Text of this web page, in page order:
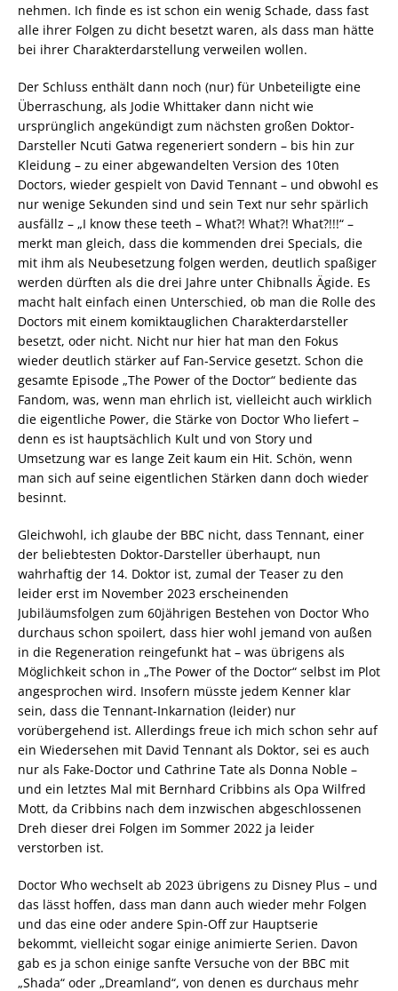
nehmen. Ich finde es ist schon ein wenig Schade, dass fast
alle ihrer Folgen zu dicht besetzt waren, als dass man hätte
bei ihrer Charakterdarstellung verweilen wollen.
Der Schluss enthält dann noch (nur) für Unbeteiligte eine
Überraschung, als Jodie Whittaker dann nicht wie
ursprünglich angekündigt zum nächsten großen Doktor-
Darsteller Ncuti Gatwa regeneriert sondern – bis hin zur
Kleidung – zu einer abgewandelten Version des 10ten
Doctors, wieder gespielt von David Tennant – und obwohl es
nur wenige Sekunden sind und sein Text nur sehr spärlich
ausfällz – „I know these teeth – What?! What?! What?!!!“ –
merkt man gleich, dass die kommenden drei Specials, die
mit ihm als Neubesetzung folgen werden, deutlich spaßiger
werden dürften als die drei Jahre unter Chibnalls Ägide. Es
macht halt einfach einen Unterschied, ob man die Rolle des
Doctors mit einem komiktauglichen Charakterdarsteller
besetzt, oder nicht. Nicht nur hier hat man den Fokus
wieder deutlich stärker auf Fan-Service gesetzt. Schon die
gesamte Episode „The Power of the Doctor“ bediente das
Fandom, was, wenn man ehrlich ist, vielleicht auch wirklich
die eigentliche Power, die Stärke von Doctor Who liefert –
denn es ist hauptsächlich Kult und von Story und
Umsetzung war es lange Zeit kaum ein Hit. Schön, wenn
man sich auf seine eigentlichen Stärken dann doch wieder
besinnt.
Gleichwohl, ich glaube der BBC nicht, dass Tennant, einer
der beliebtesten Doktor-Darsteller überhaupt, nun
wahrhaftig der 14. Doktor ist, zumal der Teaser zu den
leider erst im November 2023 erscheinenden
Jubiläumsfolgen zum 60jährigen Bestehen von Doctor Who
durchaus schon spoilert, dass hier wohl jemand von außen
in die Regeneration reingefunkt hat – was übrigens als
Möglichkeit schon in „The Power of the Doctor“ selbst im Plot
angesprochen wird. Insofern müsste jedem Kenner klar
sein, dass die Tennant-Inkarnation (leider) nur
vorübergehend ist. Allerdings freue ich mich schon sehr auf
ein Wiedersehen mit David Tennant als Doktor, sei es auch
nur als Fake-Doctor und Cathrine Tate als Donna Noble –
und ein letztes Mal mit Bernhard Cribbins als Opa Wilfred
Mott, da Cribbins nach dem inzwischen abgeschlossenen
Dreh dieser drei Folgen im Sommer 2022 ja leider
verstorben ist.
Doctor Who wechselt ab 2023 übrigens zu Disney Plus – und
das lässt hoffen, dass man dann auch wieder mehr Folgen
und das eine oder andere Spin-Off zur Hauptserie
bekommt, vielleicht sogar einige animierte Serien. Davon
gab es ja schon einige sanfte Versuche von der BBC mit
„Shada“ oder „Dreamland“, von denen es durchaus mehr